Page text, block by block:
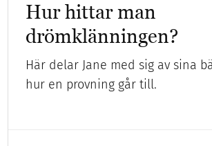
Hur hittar man
drömklänningen?
Här delar Jane med sig av sina
hur en provning går till.